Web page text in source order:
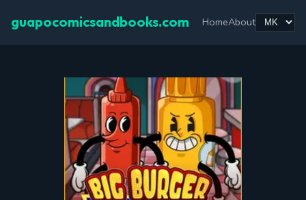
guapocomicsandbooks.com HomeAbout